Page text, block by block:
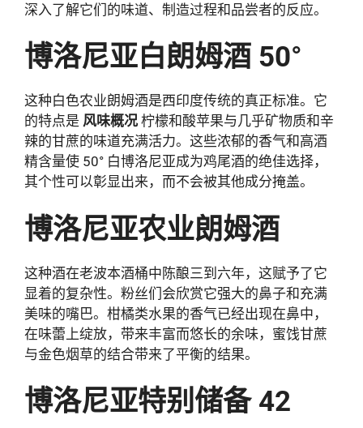
深入了解它们的味道、制造过程和品尝者的反应。
博洛尼亚白朗姆酒 50°
这种白色农业朗姆酒是西印度传统的真正标准。它
的特点是 风味概况 柠檬和酸苹果与几乎矿物质和辛
辣的甘蔗的味道充满活力。这些浓郁的香气和高酒
精含量使 50° 白博洛尼亚成为鸡尾酒的绝佳选择，
其个性可以彰显出来，而不会被其他成分掩盖。
博洛尼亚农业朗姆酒
这种酒在老波本酒桶中陈酿三到六年，这赋予了它
显着的复杂性。粉丝们会欣赏它强大的鼻子和充满
美味的嘴巴。柑橘类水果的香气已经出现在鼻中，
在味蕾上绽放，带来丰富而悠长的余味，蜜饯甘蔗
与金色烟草的结合带来了平衡的结果。
博洛尼亚特别储备 42